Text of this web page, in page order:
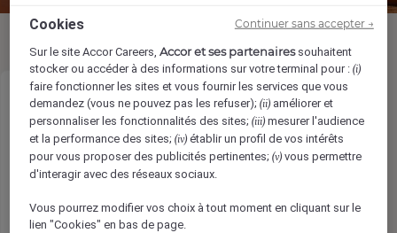
Director of Rooms, Full Time
Votre nom*
Cookies
Sur le site Accor Careers,Accor et ses partenairessouhaitent
stocker ou accéder à des informations sur votre terminal pour :(i)
faire fonctionner les sites et vous fournir les services que vous
demandez (vous ne pouvez pas les refuser);(ii) améliorer et
personnaliser les fonctionnalités des sites;(iii) mesurer l'audience
et la performance des sites;(iv) établir un profil de vos intérêts
pour vous proposer des publicités pertinentes;(v) vous permettre
d'interagir avec des réseaux sociaux.
Vous pourrez modifier vos choix à tout moment en cliquant sur le
lien "Cookies" en bas de page.
Continuer sans accepter →